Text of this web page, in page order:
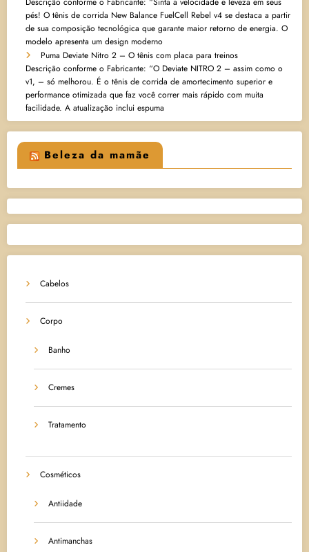
pés! O tênis de corrida New Balance FuelCell Rebel v4 se destaca a partir
de sua composição tecnológica que garante maior retorno de energia. O
modelo apresenta um design moderno
Puma Deviate Nitro 2 – O tênis com placa para treinos
Descrição conforme o Fabricante: “O Deviate NITRO 2 – assim como o
v1, – só melhorou. É o tênis de corrida de amortecimento superior e
performance otimizada que faz você correr mais rápido com muita
facilidade. A atualização inclui espuma
Beleza da mamãe
Cabelos
Corpo
Banho
Cremes
Tratamento
Cosméticos
Antiidade
Antimanchas